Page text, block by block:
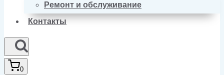
Ремонт и обслуживание
Контакты
0